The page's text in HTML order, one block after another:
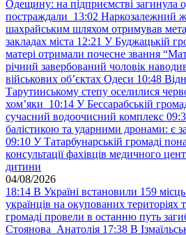
Одещину: на підприємстві загинула
постраждали 13:02 Наркозалежний
шахрайським шляхом отримував
закладах міста 12:21 У Буджацькій
матері отримали почесне звання
річний завербований чоловік
військових обʼєктах Одеси 10:48
Тарутинському степу оселилися
хом’яки 10:14 У Бессарабській
сучасний водоочисний комплекс
балістикою та ударними дронами: є
09:10 У Татарбунарській громаді
консультації фахівців медичного
дитини
04/08/2026
18:14 В Україні встановили 159
українців на окупованих територіях
громаді провели в останню путь
Стоянова Анатолія 17:38 В